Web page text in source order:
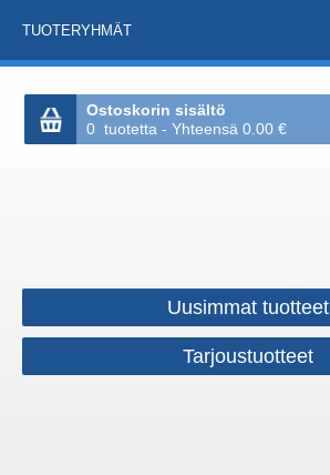
TUOTERYHMÄT
Ostoskorin sisältö
0 tuotetta - Yhteensä 0.00 €
Uusimmat tuotteet
Tarjoustuotteet